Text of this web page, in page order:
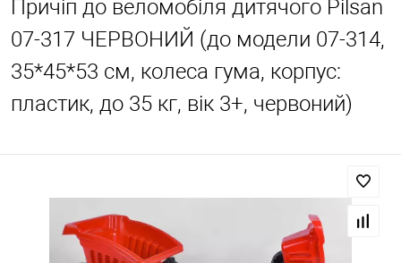
Причіп до веломобіля дитячого Pilsan
07-317 ЧЕРВОНИЙ (до модели 07-314,
35*45*53 см, колеса гума, корпус:
пластик, до 35 кг, вік 3+, червоний)